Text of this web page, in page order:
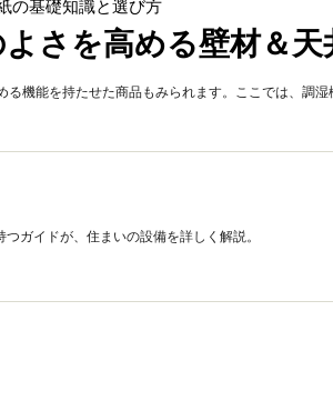
の基礎知識と選び方
さを高める壁材＆天
機能を持たせた商品もみられます。ここでは、調
ガイドが、住まいの設備を詳しく解説。